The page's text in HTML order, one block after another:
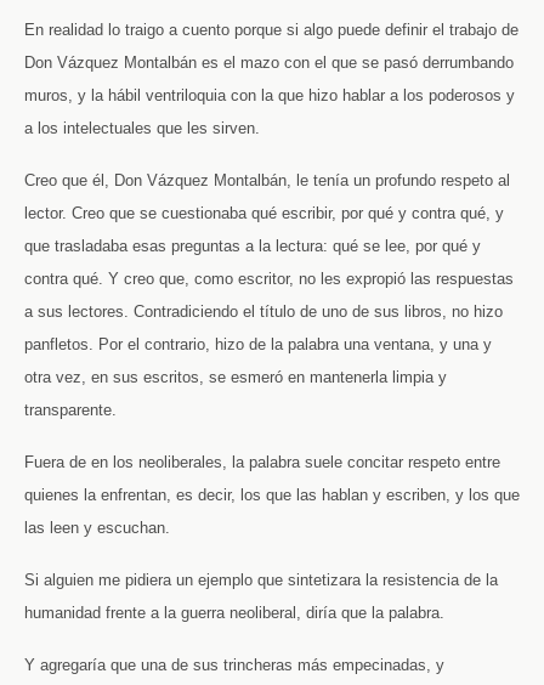
En realidad lo traigo a cuento porque si algo puede definir el trabajo de
Don Vázquez Montalbán es el mazo con el que se pasó derrumbando
muros, y la hábil ventriloquia con la que hizo hablar a los poderosos y
a los intelectuales que les sirven.
Creo que él, Don Vázquez Montalbán, le tenía un profundo respeto al
lector. Creo que se cuestionaba qué escribir, por qué y contra qué, y
que trasladaba esas preguntas a la lectura: qué se lee, por qué y
contra qué. Y creo que, como escritor, no les expropió las respuestas
a sus lectores. Contradiciendo el título de uno de sus libros, no hizo
panfletos. Por el contrario, hizo de la palabra una ventana, y una y
otra vez, en sus escritos, se esmeró en mantenerla limpia y
transparente.
Fuera de en los neoliberales, la palabra suele concitar respeto entre
quienes la enfrentan, es decir, los que las hablan y escriben, y los que
las leen y escuchan.
Si alguien me pidiera un ejemplo que sintetizara la resistencia de la
humanidad frente a la guerra neoliberal, diría que la palabra.
Y agregaría que una de sus trincheras más empecinadas, y